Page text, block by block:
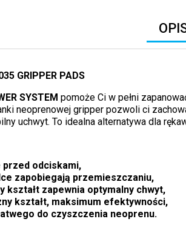
GRIPPER PADS
SYSTEM pomoże Ci w pełni
neoprenowej gripper pozwoli ci
uchwyt. To idealna alternatywa dla
przed odciskami,
zapobiegają przemieszczaniu,
kształt zapewnia optymalny chwyt,
kształt, maksimum efektywności,
do czyszczenia neoprenu.